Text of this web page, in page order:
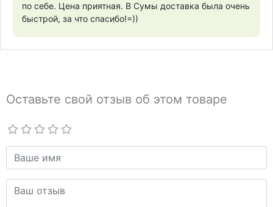
по себе. Цена приятная. В Сумы доставка была очень
быстрой, за что спасибо!=))
Оставьте свой отзыв об этом товаре